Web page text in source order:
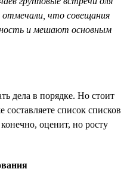
что совещания
и мешают основным
дела в порядке. Но стоит
список списков
оценит, но росту